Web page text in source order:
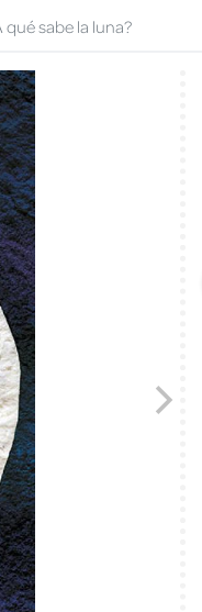
qué sabe la luna?